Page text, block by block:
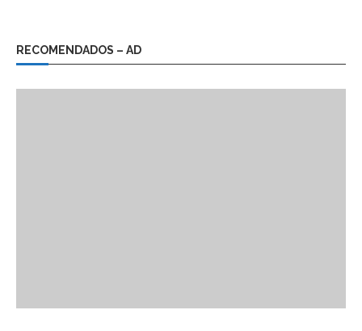
RECOMENDADOS – AD